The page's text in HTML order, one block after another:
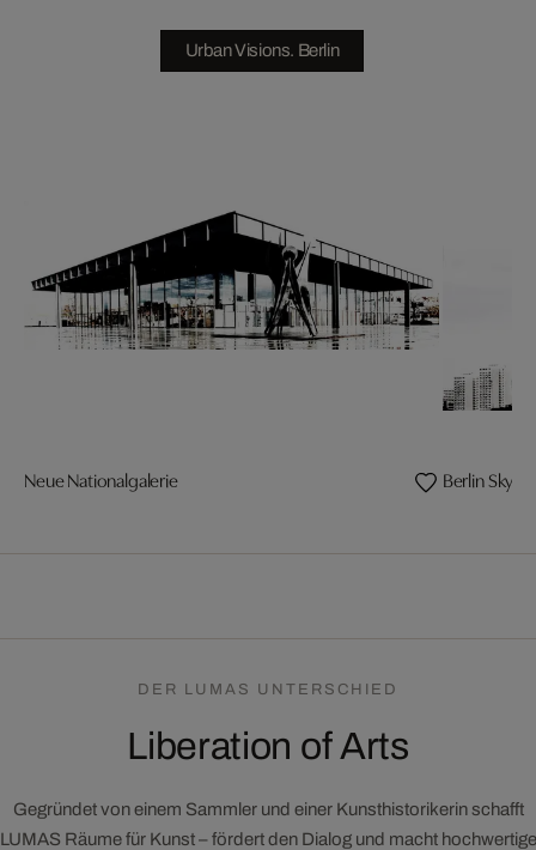
Urban Visions. Berlin
Neue Nationalgalerie Berlin
DER LUMAS UNTERSCHIED
Liberation of Arts
Gegründet von einem Sammler und einer Kunsthistorikerin schafft
LUMAS Räume für Kunst – fördert den Dialog und macht hochwertige